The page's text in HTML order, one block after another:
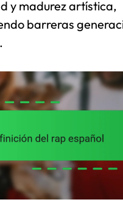
y madurez artística,
barreras